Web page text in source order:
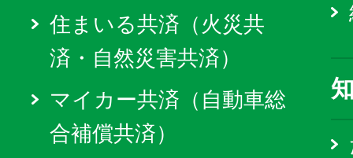
住まいる共済（火災共
済・自然災害共済）
マイカー共済（自動車総
合補償共済）